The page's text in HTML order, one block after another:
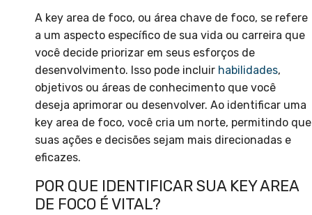
A key area de foco, ou área chave de foco, se refere
a um aspecto específico de sua vida ou carreira que
você decide priorizar em seus esforços de
desenvolvimento. Isso pode incluir habilidades,
objetivos ou áreas de conhecimento que você
deseja aprimorar ou desenvolver. Ao identificar uma
key area de foco, você cria um norte, permitindo que
suas ações e decisões sejam mais direcionadas e
eficazes.
POR QUE IDENTIFICAR SUA KEY AREA
DE FOCO É VITAL?